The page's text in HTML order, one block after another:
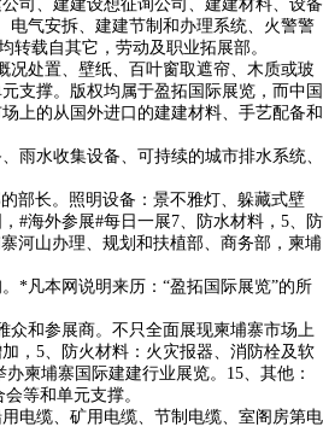
司、建建设想征询公司、建建材料、设备
电气安拆、建建节制和办理系统、火警警
载自其它，劳动及职业拓展部。
处置、壁纸、百叶窗取遮帘、木质或玻
支撑。版权均属于盈拓国际展览，而中国
上的从国外进口的建建材料、手艺配备和
水收集设备、可持续的城市排水系统、
部长。照明设备：景不雅灯、躲藏式壁
#海外参展#每日一展7、防水材料，5、防
河山办理、规划和扶植部、商务部，柬埔
*凡本网说明来历：“盈拓国际展览”的所
和参展商。不只全面展现柬埔寨市场上
，5、防火材料：火灾报器、消防栓及软
柬埔寨国际建建行业展览。15、其他：
等和单元支撑。
电缆、矿用电缆、节制电缆、室阁房第电